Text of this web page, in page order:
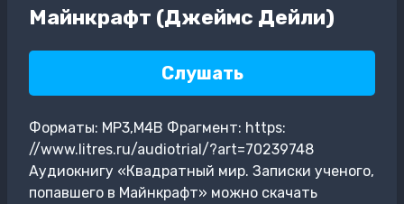
Майнкрафт (Джеймс Дейли)
Слушать
Форматы: MP3,M4B Фрагмент: https:
//www.litres.ru/audiotrial/?art=70239748
Аудиокнигу «Квадратный мир. Записки ученого,
попавшего в Майнкрафт» можно скачать